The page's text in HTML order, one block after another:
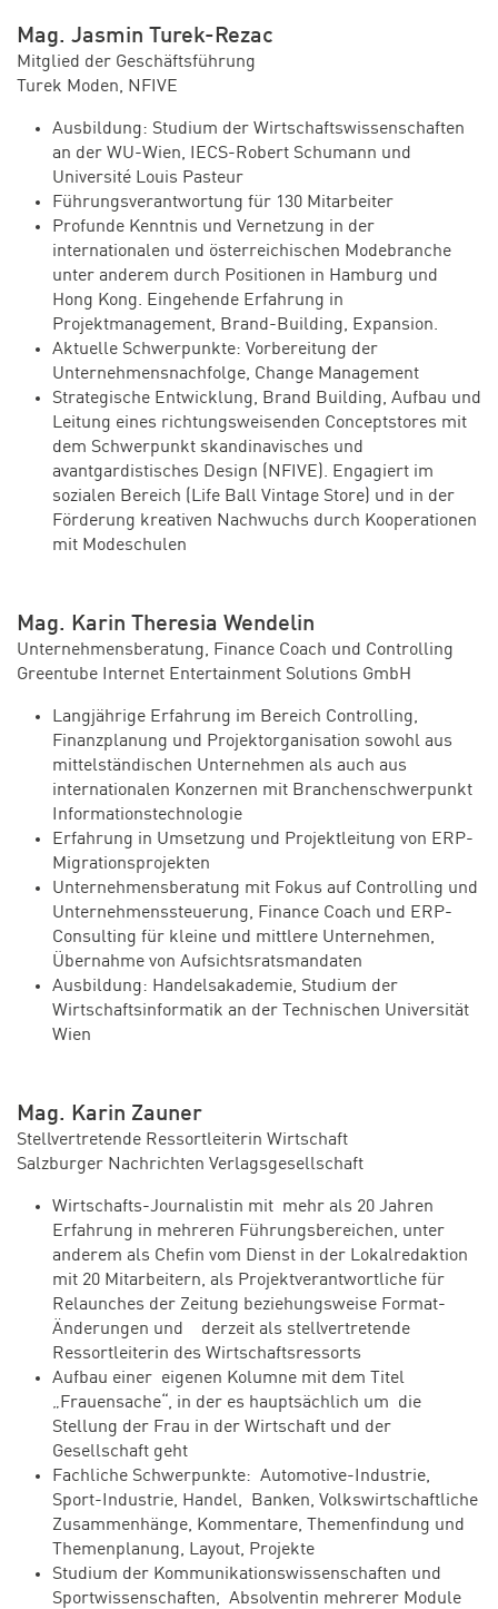
Mag. Jasmin Turek-Rezac
Mitglied der Geschäftsführung
Turek Moden, NFIVE
Ausbildung: Studium der Wirtschaftswissenschaften
an der WU-Wien, IECS-Robert Schumann und
Université Louis Pasteur
Führungsverantwortung für 130 Mitarbeiter
Profunde Kenntnis und Vernetzung in der
internationalen und österreichischen Modebranche
unter anderem durch Positionen in Hamburg und
Hong Kong. Eingehende Erfahrung in
Projektmanagement, Brand-Building, Expansion.
Aktuelle Schwerpunkte: Vorbereitung der
Unternehmensnachfolge, Change Management
Strategische Entwicklung, Brand Building, Aufbau und
Leitung eines richtungsweisenden Conceptstores mit
dem Schwerpunkt skandinavisches und
avantgardistisches Design (NFIVE). Engagiert im
sozialen Bereich (Life Ball Vintage Store) und in der
Förderung kreativen Nachwuchs durch Kooperationen
mit Modeschulen
Mag. Karin Theresia Wendelin
Unternehmensberatung, Finance Coach und Controlling
Greentube Internet Entertainment Solutions GmbH
Langjährige Erfahrung im Bereich Controlling,
Finanzplanung und Projektorganisation sowohl aus
mittelständischen Unternehmen als auch aus
internationalen Konzernen mit Branchenschwerpunkt
Informationstechnologie
Erfahrung in Umsetzung und Projektleitung von ERP-
Migrationsprojekten
Unternehmensberatung mit Fokus auf Controlling und
Unternehmenssteuerung, Finance Coach und ERP-
Consulting für kleine und mittlere Unternehmen,
Übernahme von Aufsichtsratsmandaten
Ausbildung: Handelsakademie, Studium der
Wirtschaftsinformatik an der Technischen Universität
Wien
Mag. Karin Zauner
Stellvertretende Ressortleiterin Wirtschaft
Salzburger Nachrichten Verlagsgesellschaft
Wirtschafts-Journalistin mit mehr als 20 Jahren
Erfahrung in mehreren Führungsbereichen, unter
anderem als Chefin vom Dienst in der Lokalredaktion
mit 20 Mitarbeitern, als Projektverantwortliche für
Relaunches der Zeitung beziehungsweise Format-
Änderungen und derzeit als stellvertretende
Ressortleiterin des Wirtschaftsressorts
Aufbau einer eigenen Kolumne mit dem Titel
„Frauensache“, in der es hauptsächlich um die
Stellung der Frau in der Wirtschaft und der
Gesellschaft geht
Fachliche Schwerpunkte: Automotive-Industrie,
Sport-Industrie, Handel, Banken, Volkswirtschaftliche
Zusammenhänge, Kommentare, Themenfindung und
Themenplanung, Layout, Projekte
Studium der Kommunikationswissenschaften und
Sportwissenschaften, Absolventin mehrerer Module